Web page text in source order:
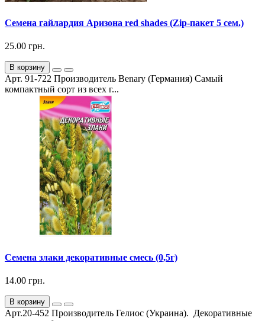
Семена гайлардия Аризона red shades (Zip-пакет 5 сем.)
25.00 грн.
В корзину
Арт. 91-722 Производитель Benary (Германия) Самый
компактный сорт из всех г...
Семена злаки декоративные смесь (0,5г)
14.00 грн.
В корзину
Арт.20-452 Производитель Гелиос (Украина). Декоративные